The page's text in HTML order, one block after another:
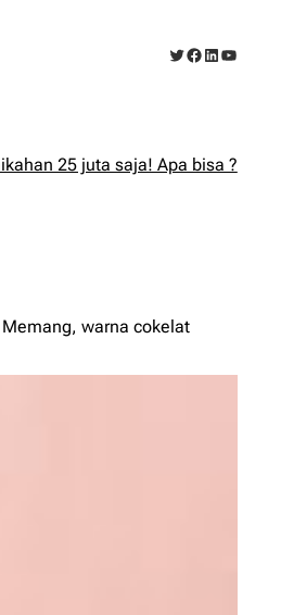
Twitter
Facebook
LinkedIn
25 juta saja! Apa bisa ?
warna cokelat